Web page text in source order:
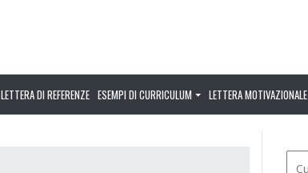
LETTERA DI REFERENZE ESEMPI DI CURRICULUM LETTERA MOTIVAZIONALE